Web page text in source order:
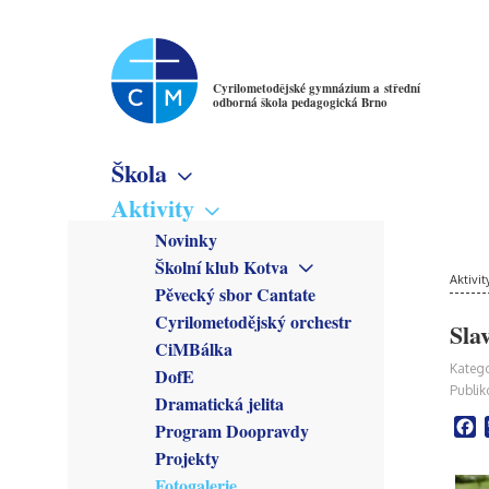
Cyrilometodějské gymnázium a střední
odborná škola pedagogická Brno
Škola
Virtuální prohlídka
Školné
Denní studium
Večerní studium
Poslání školy
Studijní obory
Gymnázium
Pedagogické lyceum
pedagogika
Předmětové sekce
Český jazyk
Anglický jazyk
Německý jazyk
Francouzský jazyk
Latina
Zřizovatel
Školská rada
Rada školy
CM Parlament
Společenství přátel školy
Aktivity
Novinky
Školní klub Kotva
Obecné informace
Členové
Kroužky
Co se stalo
Pěvecký sbor Cantate
Cyrilometodějský orchestr
CiMBálka
DofE
Dramatická jelita
Program Doopravdy
Projekty